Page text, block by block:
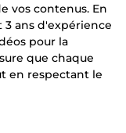
vos contenus. En
ans d'expérience
pour la
que chaque
en respectant le